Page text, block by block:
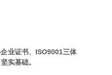
业证书、ISO9001三体
实基础。